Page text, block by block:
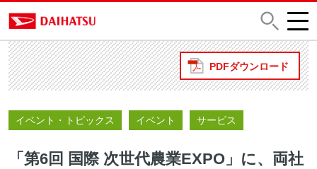
PDFダウンロード
イベント・トピックス イベント サービス
「第6回 国際 次世代農業EXPO」に、両社